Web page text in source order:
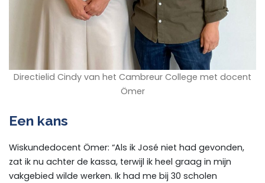
Directielid Cindy van het Cambreur College met docent
Ömer
Een kans
Wiskundedocent Ömer: “Als ik José niet had gevonden,
zat ik nu achter de kassa, terwijl ik heel graag in mijn
vakgebied wilde werken. Ik had me bij 30 scholen